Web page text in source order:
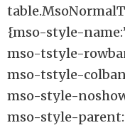
{mso-style-
mso-tstyle-
mso-tstyle-
mso-style-
mso-style-